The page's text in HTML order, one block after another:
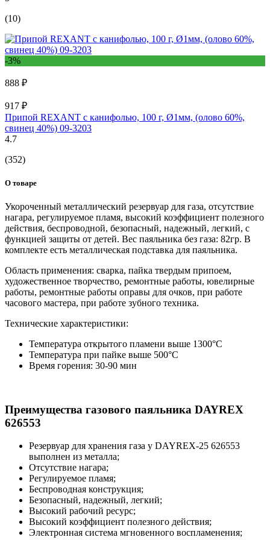
(10)
-3%
888 ₽
917 ₽
Припой REXANT с канифолью, 100 г, Ø1мм, (олово 60%,
свинец 40%) 09-3203
4.7
(352)
О товаре
Укороченный металлический резервуар для газа, отсутствие
нагара, регулируемое пламя, высокий коэффициент полезного
действия, беспроводной, безопасный, надежный, легкий, с
функцией защиты от детей. Вес паяльника без газа: 82гр. В
комплекте есть металлическая подставка для паяльника.
Область применения: сварка, пайка твердым припоем,
художественное творчество, ремонтные работы, ювелирные
работы, ремонтные работы оправы для очков, при работе
часового мастера, при работе зубного техника.
Технические характеристики:
Температура открытого пламени выше 1300°С
Температура при пайке выше 500°С
Время горения: 30-90 мин
Преимущества газового паяльника DAYREX
626553
Резервуар для хранения газа у DAYREX-25 626553
выполнен из металла;
Отсутствие нагара;
Регулируемое пламя;
Беспроводная конструкция;
Безопасный, надежный, легкий;
Высокий рабочий ресурс;
Высокий коэффициент полезного действия;
Электронная система мгновенного воспламенения;